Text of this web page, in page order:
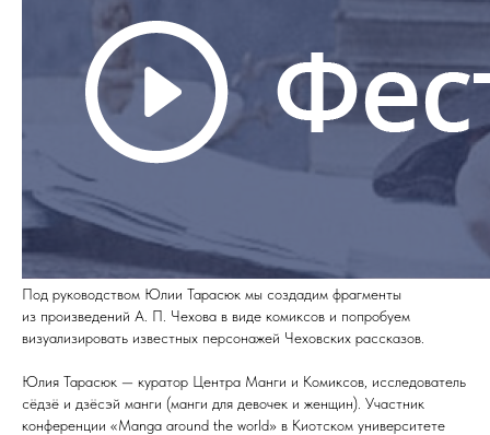
Под руководством Юлии Тарасюк мы создадим фрагменты
из произведений А. П. Чехова в виде комиксов и попробуем
визуализировать известных персонажей Чеховских рассказов.
Юлия Тарасюк — куратор Центра Манги и Комиксов, исследователь
сёдзё и дзёсэй манги (манги для девочек и женщин). Участник
конференции «Manga around the world» в Киотском университете